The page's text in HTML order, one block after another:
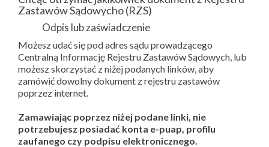
Zastawów Sądowycho (RZS)
Odpis lub zaświadczenie
Możesz udać się pod adres sądu prowadzącego
Centralną Informację Rejestru Zastawów Sądowych, lub
możesz skorzystać z niżej podanych linków, aby
zamówić dowolny dokument z rejestru zastawów
poprzez internet.
Zamawiając poprzez niżej podane linki, nie
potrzebujesz posiadać konta e-puap, profilu
zaufanego czy podpisu elektronicznego.